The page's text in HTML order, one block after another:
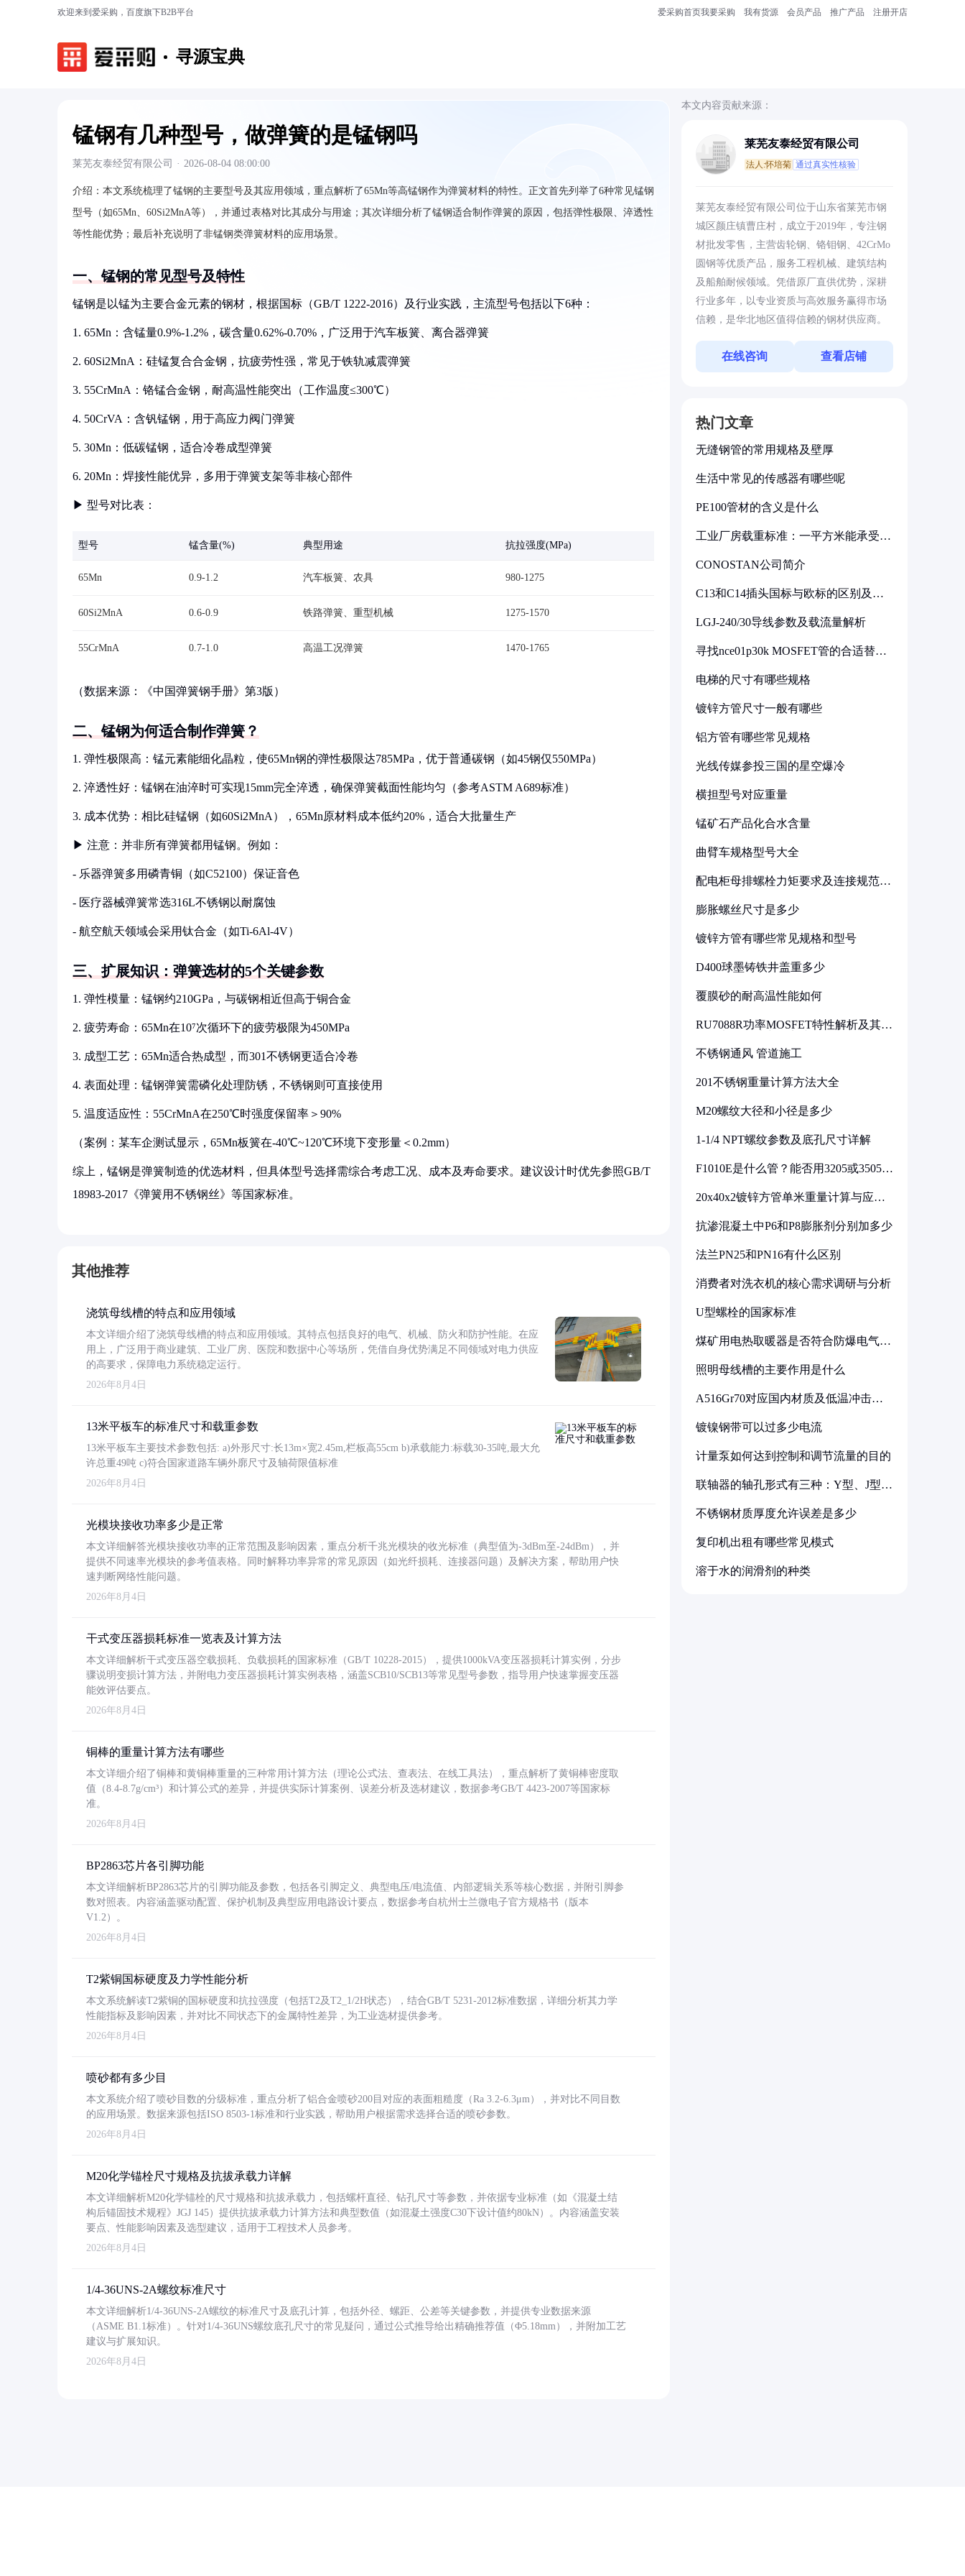
欢迎来到爱采购，百度旗下B2B平台 爱采购首页我要采购 我有货源 会员产品 推广产品 注册开店
寻源宝典
锰钢有几种型号，做弹簧的是锰钢吗
莱芜友泰经贸有限公司 · 2026-08-04 08:00:00
介绍： 本文系统梳理了锰钢的主要型号及其应用领域，重点解析了65Mn等高锰钢作为弹簧材料的特性。正文首先列举了6种常见锰钢
型号（如65Mn、60Si2MnA等），并通过表格对比其成分与用途；其次详细分析了锰钢适合制作弹簧的原因，包括弹性极限、淬透性
等性能优势；最后补充说明了非锰钢类弹簧材料的应用场景。
一、锰钢的常见型号及特性
锰钢是以锰为主要合金元素的钢材，根据国标（GB/T 1222-2016）及行业实践，主流型号包括以下6种：
1. 65Mn：含锰量0.9%-1.2%，碳含量0.62%-0.70%，广泛用于汽车板簧、离合器弹簧
2. 60Si2MnA：硅锰复合合金钢，抗疲劳性强，常见于铁轨减震弹簧
3. 55CrMnA：铬锰合金钢，耐高温性能突出（工作温度≤300℃）
4. 50CrVA：含钒锰钢，用于高应力阀门弹簧
5. 30Mn：低碳锰钢，适合冷卷成型弹簧
6. 20Mn：焊接性能优异，多用于弹簧支架等非核心部件
▶ 型号对比表：
型号 锰含量(%) 典型用途 抗拉强度(MPa)
65Mn 0.9-1.2 汽车板簧、农具 980-1275
60Si2MnA 0.6-0.9 铁路弹簧、重型机械 1275-1570
55CrMnA 0.7-1.0 高温工况弹簧 1470-1765
（数据来源：《中国弹簧钢手册》第3版）
二、锰钢为何适合制作弹簧？
1. 弹性极限高：锰元素能细化晶粒，使65Mn钢的弹性极限达785MPa，优于普通碳钢（如45钢仅550MPa）
2. 淬透性好：锰钢在油淬时可实现15mm完全淬透，确保弹簧截面性能均匀（参考ASTM A689标准）
3. 成本优势：相比硅锰钢（如60Si2MnA），65Mn原材料成本低约20%，适合大批量生产
▶ 注意：并非所有弹簧都用锰钢。例如：
- 乐器弹簧多用磷青铜（如C52100）保证音色
- 医疗器械弹簧常选316L不锈钢以耐腐蚀
- 航空航天领域会采用钛合金（如Ti-6Al-4V）
三、扩展知识：弹簧选材的5个关键参数
1. 弹性模量：锰钢约210GPa，与碳钢相近但高于铜合金
2. 疲劳寿命：65Mn在10⁷次循环下的疲劳极限为450MPa
3. 成型工艺：65Mn适合热成型，而301不锈钢更适合冷卷
4. 表面处理：锰钢弹簧需磷化处理防锈，不锈钢则可直接使用
5. 温度适应性：55CrMnA在250℃时强度保留率＞90%
（案例：某车企测试显示，65Mn板簧在-40℃~120℃环境下变形量＜0.2mm）
综上，锰钢是弹簧制造的优选材料，但具体型号选择需综合考虑工况、成本及寿命要求。建议设计时优先参照GB/T
18983-2017《弹簧用不锈钢丝》等国家标准。
其他推荐
浇筑母线槽的特点和应用领域
本文详细介绍了浇筑母线槽的特点和应用领域。其特点包括良好的电气、机械、防火和防护性能。在应
用上，广泛用于商业建筑、工业厂房、医院和数据中心等场所，凭借自身优势满足不同领域对电力供应
的高要求，保障电力系统稳定运行。
2026年8月4日
13米平板车的标准尺寸和载重参数
13米平板车主要技术参数包括: a)外形尺寸:长13m×宽2.45m,栏板高55cm b)承载能力:标载30-35吨,最大允
许总重49吨 c)符合国家道路车辆外廓尺寸及轴荷限值标准
2026年8月4日
光模块接收功率多少是正常
本文详细解答光模块接收功率的正常范围及影响因素，重点分析千兆光模块的收光标准（典型值为-3dBm至-24dBm），并
提供不同速率光模块的参考值表格。同时解释功率异常的常见原因（如光纤损耗、连接器问题）及解决方案，帮助用户快
速判断网络性能问题。
2026年8月4日
干式变压器损耗标准一览表及计算方法
本文详细解析干式变压器空载损耗、负载损耗的国家标准（GB/T 10228-2015），提供1000kVA变压器损耗计算实例，分步
骤说明变损计算方法，并附电力变压器损耗计算实例表格，涵盖SCB10/SCB13等常见型号参数，指导用户快速掌握变压器
能效评估要点。
2026年8月4日
铜棒的重量计算方法有哪些
本文详细介绍了铜棒和黄铜棒重量的三种常用计算方法（理论公式法、查表法、在线工具法），重点解析了黄铜棒密度取
值（8.4-8.7g/cm³）和计算公式的差异，并提供实际计算案例、误差分析及选材建议，数据参考GB/T 4423-2007等国家标
准。
2026年8月4日
BP2863芯片各引脚功能
本文详细解析BP2863芯片的引脚功能及参数，包括各引脚定义、典型电压/电流值、内部逻辑关系等核心数据，并附引脚参
数对照表。内容涵盖驱动配置、保护机制及典型应用电路设计要点，数据参考自杭州士兰微电子官方规格书（版本
V1.2）。
2026年8月4日
T2紫铜国标硬度及力学性能分析
本文系统解读T2紫铜的国标硬度和抗拉强度（包括T2及T2_1/2H状态），结合GB/T 5231-2012标准数据，详细分析其力学
性能指标及影响因素，并对比不同状态下的金属特性差异，为工业选材提供参考。
2026年8月4日
喷砂都有多少目
本文系统介绍了喷砂目数的分级标准，重点分析了铝合金喷砂200目对应的表面粗糙度（Ra 3.2-6.3μm），并对比不同目数
的应用场景。数据来源包括ISO 8503-1标准和行业实践，帮助用户根据需求选择合适的喷砂参数。
2026年8月4日
M20化学锚栓尺寸规格及抗拔承载力详解
本文详细解析M20化学锚栓的尺寸规格和抗拔承载力，包括螺杆直径、钻孔尺寸等参数，并依据专业标准（如《混凝土结
构后锚固技术规程》JGJ 145）提供抗拔承载力计算方法和典型数值（如混凝土强度C30下设计值约80kN）。内容涵盖安装
要点、性能影响因素及选型建议，适用于工程技术人员参考。
2026年8月4日
1/4-36UNS-2A螺纹标准尺寸
本文详细解析1/4-36UNS-2A螺纹的标准尺寸及底孔计算，包括外径、螺距、公差等关键参数，并提供专业数据来源
（ASME B1.1标准）。针对1/4-36UNS螺纹底孔尺寸的常见疑问，通过公式推导给出精确推荐值（Φ5.18mm），并附加工艺
建议与扩展知识。
2026年8月4日
本文内容贡献来源：
莱芜友泰经贸有限公司
法人:怀培菊 通过真实性核验
莱芜友泰经贸有限公司位于山东省莱芜市钢
城区颜庄镇曹庄村，成立于2019年，专注钢
材批发零售，主营齿轮钢、铬钼钢、42CrMo
圆钢等优质产品，服务工程机械、建筑结构
及船舶耐候领域。凭借原厂直供优势，深耕
行业多年，以专业资质与高效服务赢得市场
信赖，是华北地区值得信赖的钢材供应商。
在线咨询 查看店铺
热门文章
无缝钢管的常用规格及壁厚
生活中常见的传感器有哪些呢
PE100管材的含义是什么
工业厂房载重标准：一平方米能承受多
CONOSTAN公司简介
C13和C14插头国标与欧标的区别及其
LGJ-240/30导线参数及载流量解析
寻找nce01p30k MOSFET管的合适替代
电梯的尺寸有哪些规格
镀锌方管尺寸一般有哪些
铝方管有哪些常见规格
光线传媒参投三国的星空爆冷
横担型号对应重量
锰矿石产品化合水含量
曲臂车规格型号大全
配电柜母排螺栓力矩要求及连接规范详
膨胀螺丝尺寸是多少
镀锌方管有哪些常见规格和型号
D400球墨铸铁井盖重多少
覆膜砂的耐高温性能如何
RU7088R功率MOSFET特性解析及其在
不锈钢通风 管道施工
201不锈钢重量计算方法大全
M20螺纹大径和小径是多少
1-1/4 NPT螺纹参数及底孔尺寸详解
F1010E是什么管？能否用3205或3505代
20x40x2镀锌方管单米重量计算与应用
抗渗混凝土中P6和P8膨胀剂分别加多少
法兰PN25和PN16有什么区别
消费者对洗衣机的核心需求调研与分析
U型螺栓的国家标准
煤矿用电热取暖器是否符合防爆电气设
照明母线槽的主要作用是什么
A516Gr70对应国内材质及低温冲击要
镀镍钢带可以过多少电流
计量泵如何达到控制和调节流量的目的
联轴器的轴孔形式有三种：Y型、J型、
不锈钢材质厚度允许误差是多少
复印机出租有哪些常见模式
溶于水的润滑剂的种类